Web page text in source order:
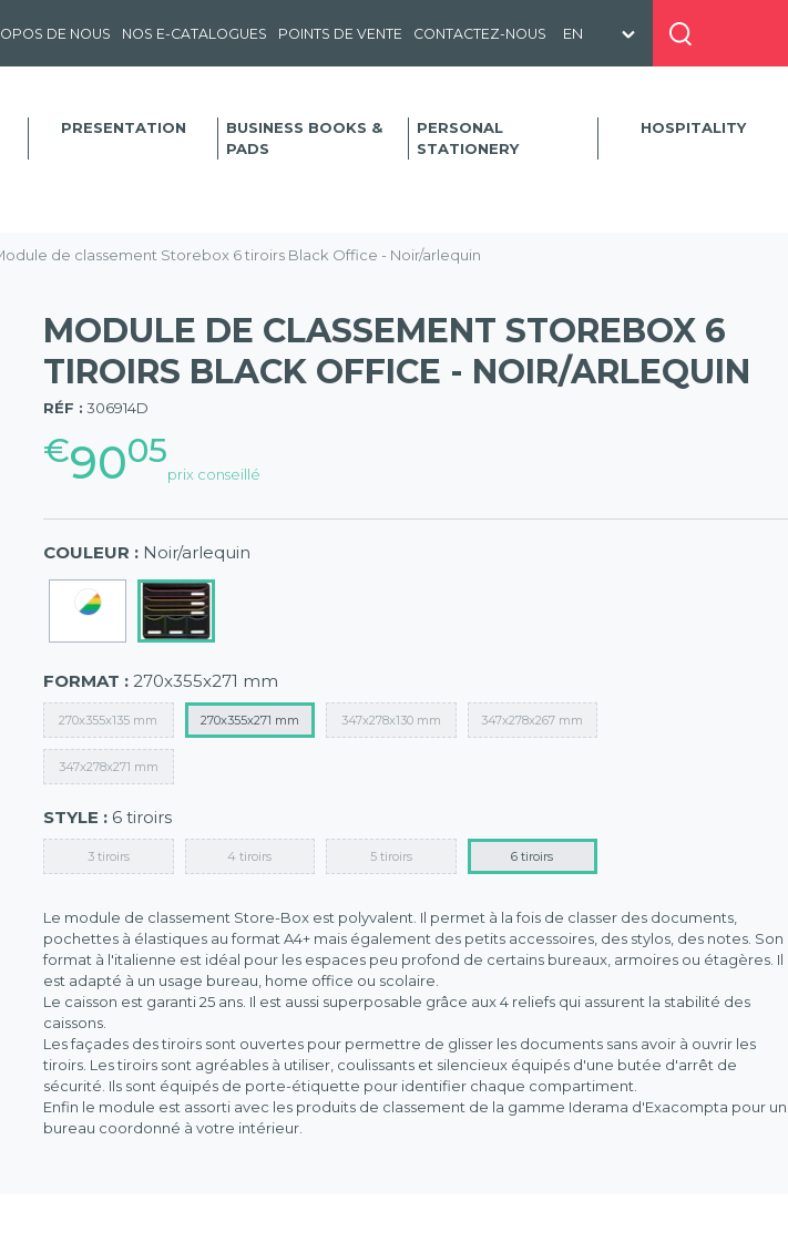
DE NOUS NOS E-CATALOGUES POINTS DE VENTE CONTACTEZ-NOUS
PRESENTATION
BUSINESS BOOKS &
PADS
PERSONAL
STATIONERY
HOSPITALITY
de classement Storebox 6 tiroirs Black Office - Noir/arlequin
MODULE DE CLASSEMENT STOREBOX 6
TIROIRS BLACK OFFICE - NOIR/ARLEQUIN
RÉF : 306914D
€9005
prix conseillé
COULEUR : Noir/arlequin
FORMAT : 270x355x271 mm
270x355x135 mm 270x355x271 mm 347x278x130 mm 347x278x267 mm
347x278x271 mm
STYLE : 6 tiroirs
3 tiroirs 4 tiroirs 5 tiroirs 6 tiroirs
Le module de classement Store-Box est polyvalent. Il permet à la fois de classer des documents,
pochettes à élastiques au format A4+ mais également des petits accessoires, des stylos, des notes. Son
format à l'italienne est idéal pour les espaces peu profond de certains bureaux, armoires ou étagères. Il
est adapté à un usage bureau, home office ou scolaire.
Le caisson est garanti 25 ans. Il est aussi superposable grâce aux 4 reliefs qui assurent la stabilité des
caissons.
Les façades des tiroirs sont ouvertes pour permettre de glisser les documents sans avoir à ouvrir les
tiroirs. Les tiroirs sont agréables à utiliser, coulissants et silencieux équipés d'une butée d'arrêt de
sécurité. Ils sont équipés de porte-étiquette pour identifier chaque compartiment.
Enfin le module est assorti avec les produits de classement de la gamme Iderama d'Exacompta pour un
bureau coordonné à votre intérieur.